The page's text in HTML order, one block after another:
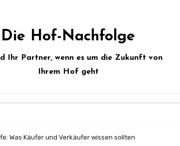
Die Hof-Nachfolge
Ihr Partner, wenn es um die Zukunft von
Ihrem Hof geht
Was Käufer und Verkäufer wissen sollten